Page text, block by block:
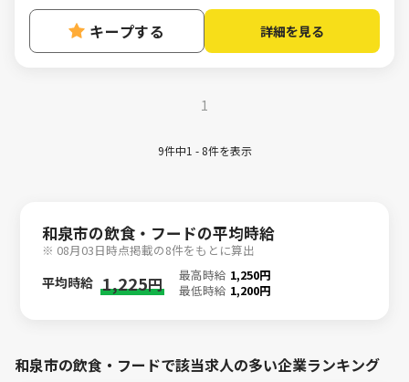
キープする 詳細を見る
1
9件中1 - 8件を表示
和泉市の飲食・フードの平均時給
※ 08月03日時点掲載の8件をもとに算出
平均時給 1,225円 最高時給 1,250円
最低時給 1,200円
和泉市の飲食・フードで該当求人の多い企業ランキング